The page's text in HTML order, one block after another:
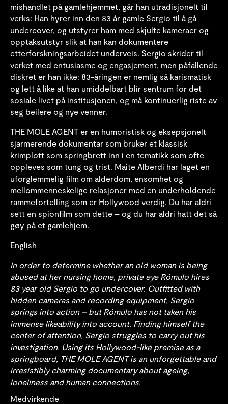
mishandlet på gamlehjemmet, går han utradisjonelt til
verks: Han hyrer inn den 83 år gamle Sergio til å gå
undercover, og utstyrer ham med skjulte kameraer og
opptaksutstyr slik at han kan dokumentere
etterforskningsarbeidet underveis. Sergio skrider til
verket med entusiasme og engasjement, men påfallende
diskret er han ikke: 83-åringen er nemlig så karismatisk
og lett å like at han umiddelbart blir sentrum for det
sosiale livet på institusjonen, og må kontinuerlig riste av
seg beilere og nye venner.
THE MOLE AGENT er en humoristisk og eksepsjonelt
sjarmerende dokumentar som bruker et klassisk
krimplott som springbrett inn i en tematikk som ofte
oppleves som tung og trist. Maite Alberdi har laget en
uforglemmelig film om alderdom, ensomhet og
mellommenneskelige relasjoner med en underholdende
rammefortelling som er Hollywood verdig. Du har aldri
sett en spionfilm som dette – og du har aldri hatt det så
gøy på et gamlehjem.
English
In order to determine whether an old woman is being
abused at her nursing home, private eye Rómulo hires
83 year old Sergio to go undercover. Outfitted with
hidden cameras and recording equipment, Sergio
springs into action – but Rómulo has not taken his
immense likeability into account. Finding himself the
center of attention, Sergio struggles to carry out his
investigation. Using its Hollywood-like premise as a
springboard, THE MOLE AGENT is an unforgettable and
irresistibly charming documentary about ageing,
loneliness and human connections.
Medvirkende